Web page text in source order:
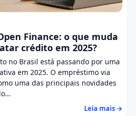
Finance: o que muda
crédito em 2025?
no Brasil está passando por uma
em 2025. O empréstimo via
uma das principais novidades
Leia mais →